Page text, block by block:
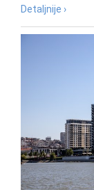
Detaljnije ›